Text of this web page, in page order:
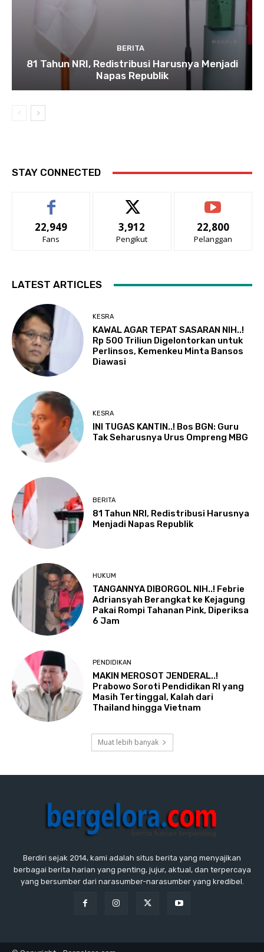
BERITA
81 Tahun NRI, Redistribusi Harusnya Menjadi
Napas Republik
STAY CONNECTED
22,949
Fans
3,912
Pengikut
22,800
Pelanggan
LATEST ARTICLES
KESRA
KAWAL AGAR TEPAT SASARAN NIH..!
Rp 500 Triliun Digelontorkan untuk
Perlinsos, Kemenkeu Minta Bansos
Diawasi
KESRA
INI TUGAS KANTIN..! Bos BGN: Guru
Tak Seharusnya Urus Ompreng MBG
BERITA
81 Tahun NRI, Redistribusi Harusnya
Menjadi Napas Republik
HUKUM
TANGANNYA DIBORGOL NIH..! Febrie
Adriansyah Berangkat ke Kejagung
Pakai Rompi Tahanan Pink, Diperiksa
6 Jam
PENDIDIKAN
MAKIN MEROSOT JENDERAL..!
Prabowo Soroti Pendidikan RI yang
Masih Tertinggal, Kalah dari
Thailand hingga Vietnam
Muat lebih banyak
Berdiri sejak 2014, kami adalah situs berita yang menyajikan
berbagai berita harian yang penting, jujur, aktual, dan terpercaya
yang bersumber dari narasumber-narasumber yang kredibel.